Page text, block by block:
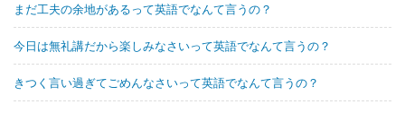
まだ工夫の余地があるって英語でなんて言うの？
今日は無礼講だから楽しみなさいって英語でなんて言うの？
きつく言い過ぎてごめんなさいって英語でなんて言うの？